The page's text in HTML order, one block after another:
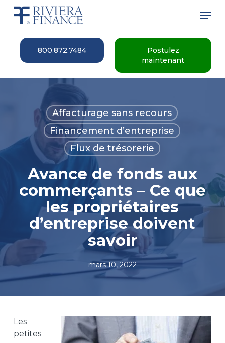
Skip
content
800.872.7484
Postulez
maintenant
Affacturage sans recours
Financement d’entreprise
Flux de trésorerie
Avance de fonds aux
commerçants – Ce que
les propriétaires
d’entreprise doivent
savoir
mars 10, 2022
Les
petites
Menu